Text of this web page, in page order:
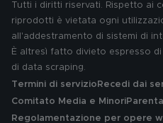
Tutti i diritti riservati. Rispetto ai
riprodotti è vietata ogni
all'addestramento di sistemi di
È altresì fatto divieto espresso
di data scraping.
Termini di servizio Recedi dai
Comitato Media e Minori
Regolamentazione per opere